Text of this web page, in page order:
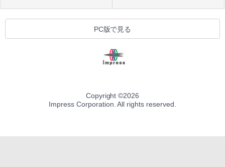
PC版で見る
Copyright ©2026
Impress Corporation. All rights reserved.